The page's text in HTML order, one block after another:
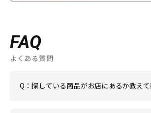
FAQ
よくある質問
Q：探している商品がお店にあるか教え